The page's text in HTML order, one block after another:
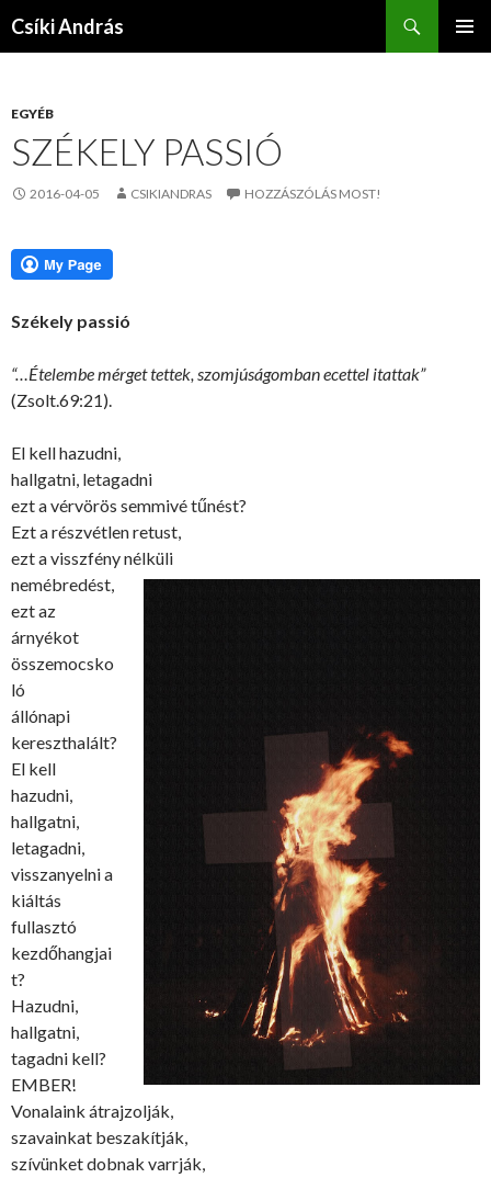
Csíki András
EGYÉB
SZÉKELY PASSIÓ
2016-04-05 CSIKIANDRAS HOZZÁSZÓLÁS MOST!
Székely passió
“…Ételembe mérget tettek, szomjúságomban ecettel itattak”
(Zsolt.69:21).
El kell hazudni,
hallgatni, letagadni
ezt a vérvörös semmivé tűnést?
Ezt a részvétlen retust,
ezt a visszfény nélküli
nemébredést,
ezt az
árnyékot
összemocsko
ló
állónapi
kereszthalált?
El kell
hazudni,
hallgatni,
letagadni,
visszanyelni a
kiáltás
fullasztó
kezdőhangjai
t?
Hazudni,
hallgatni,
tagadni kell?
EMBER!
Vonalaink átrajzolják,
szavainkat beszakítják,
szívünket dobnak varrják,